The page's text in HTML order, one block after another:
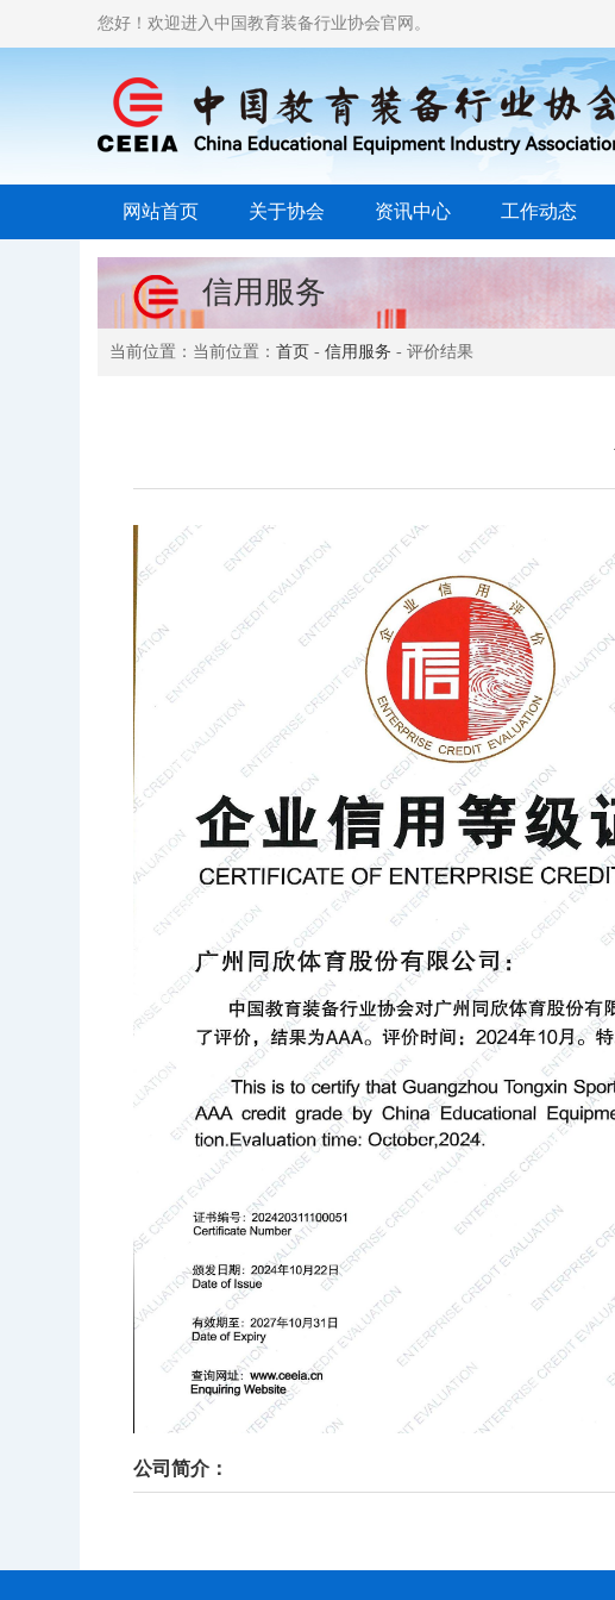
您好！欢迎进入中国教育装备行业协会官网。
网站首页 关于协会 资讯中心 工作动态
信用服务
当前位置：当前位置： 首页 - 信用服务 - 评价结果
公司简介：